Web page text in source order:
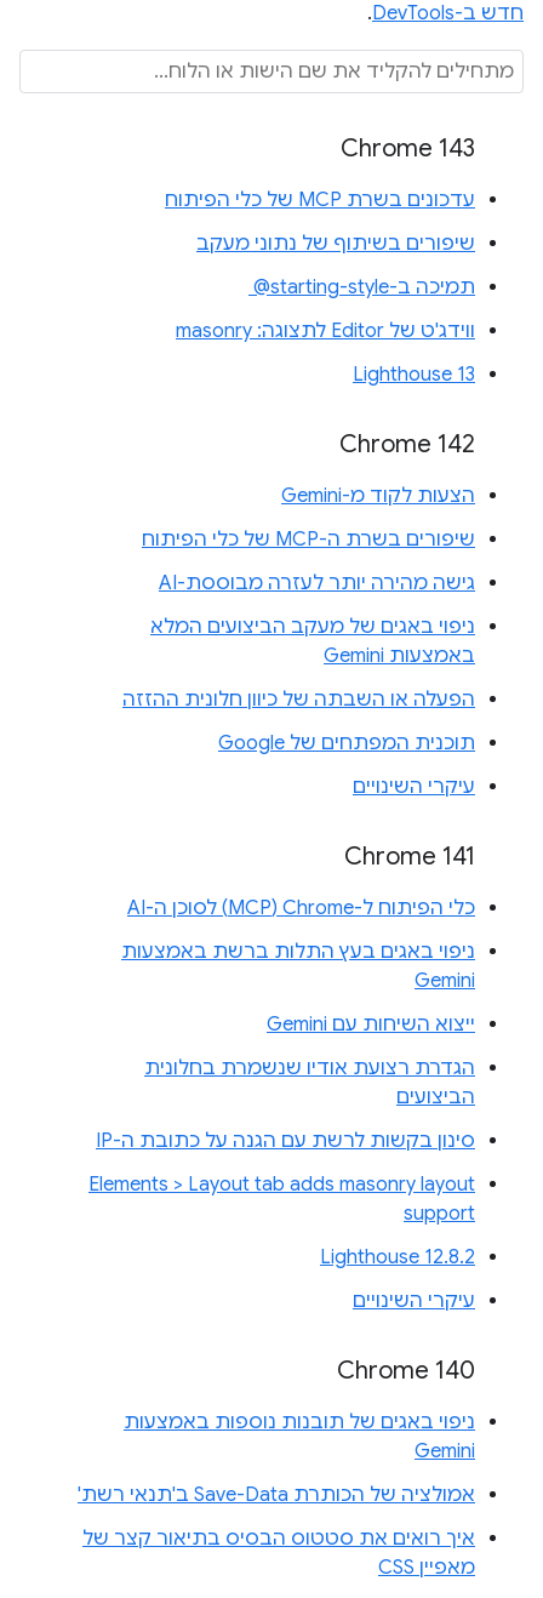
חדש ב-DevTools
.
Chrome 143
עדכונים בשרת MCP של כלי הפיתוח
שיפורים בשיתוף של נתוני מעקב
תמיכה ב-‎ @starting-style
ווידג'ט של Editor לתצוגה: masonry
Lighthouse 13
Chrome 142
הצעות לקוד מ-Gemini
שיפורים בשרת ה-MCP של כלי הפיתוח
גישה מהירה יותר לעזרה מבוססת-AI
ניפוי באגים של מעקב הביצועים המלא
באמצעות Gemini
הפעלה או השבתה של כיוון חלונית ההזזה
תוכנית המפתחים של Google
עיקרי השינויים
Chrome 141
כלי הפיתוח ל-Chrome‏ (MCP) לסוכן ה-AI
ניפוי באגים בעץ התלות ברשת באמצעות
Gemini
ייצוא השיחות עם Gemini
הגדרת רצועת אודיו שנשמרת בחלונית
הביצועים
סינון בקשות לרשת עם הגנה על כתובת ה-IP
Elements > Layout tab adds masonry layout
support
Lighthouse 12.8.2
עיקרי השינויים
Chrome 140
ניפוי באגים של תובנות נוספות באמצעות
Gemini
אמולציה של הכותרת Save-Data ב'תנאי רשת'
איך רואים את סטטוס הבסיס בתיאור קצר של
מאפיין CSS